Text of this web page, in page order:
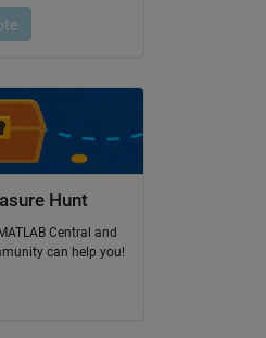
Hunt
Central and
can help you!